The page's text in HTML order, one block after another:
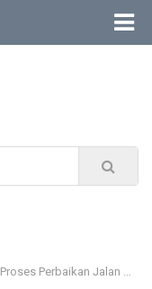
Proses Perbaikan Jalan ke Hunian Relokasi Sumbermujur Gunakan Pola Padat Karya